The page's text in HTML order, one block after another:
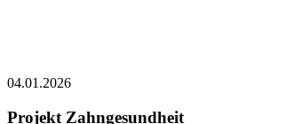
04.01.2026
Projekt Zahngesundheit